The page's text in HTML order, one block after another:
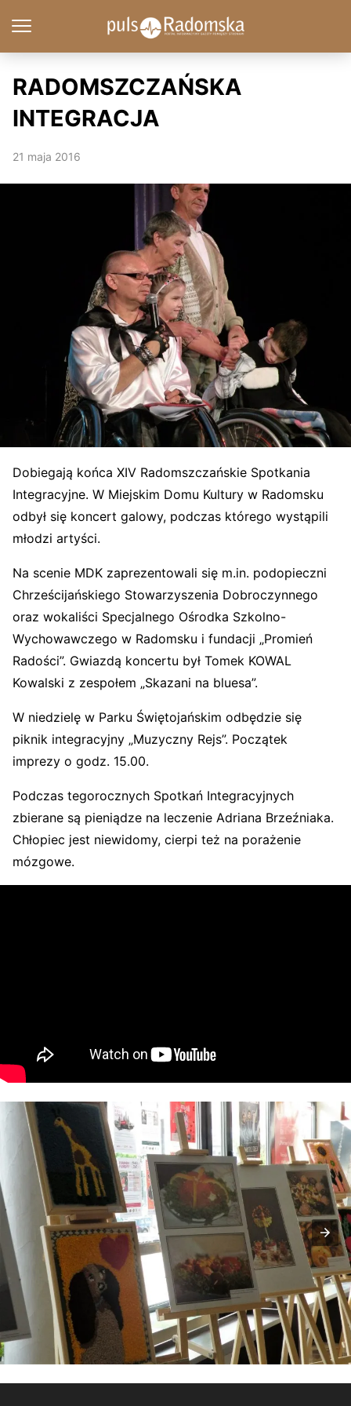
RADOMSZCZAŃSKA
INTEGRACJA
21 maja 2016
Dobiegają końca XIV Radomszczańskie Spotkania
Integracyjne. W Miejskim Domu Kultury w Radomsku
odbył się koncert galowy, podczas którego wystąpili
młodzi artyści.
Na scenie MDK zaprezentowali się m.in. podopieczni
Chrześcijańskiego Stowarzyszenia Dobroczynnego
oraz wokaliści Specjalnego Ośrodka Szkolno-
Wychowawczego w Radomsku i fundacji „Promień
Radości”. Gwiazdą koncertu był Tomek KOWAL
Kowalski z zespołem „Skazani na bluesa”.
W niedzielę w Parku Świętojańskim odbędzie się
piknik integracyjny „Muzyczny Rejs”. Początek
imprezy o godz. 15.00.
Podczas tegorocznych Spotkań Integracyjnych
zbierane są pieniądze na leczenie Adriana Brzeźniaka.
Chłopiec jest niewidomy, cierpi też na porażenie
mózgowe.